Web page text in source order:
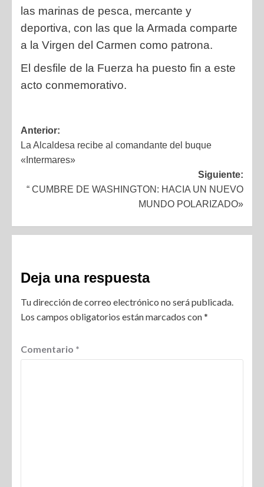
las marinas de pesca, mercante y
deportiva, con las que la Armada comparte
a la Virgen del Carmen como patrona.
El desfile de la Fuerza ha puesto fin a este
acto conmemorativo.
Anterior:
La Alcaldesa recibe al comandante del buque
«Intermares»
Siguiente:
“ CUMBRE DE WASHINGTON: HACIA UN NUEVO
MUNDO POLARIZADO»
Deja una respuesta
Tu dirección de correo electrónico no será publicada.
Los campos obligatorios están marcados con*
Comentario *